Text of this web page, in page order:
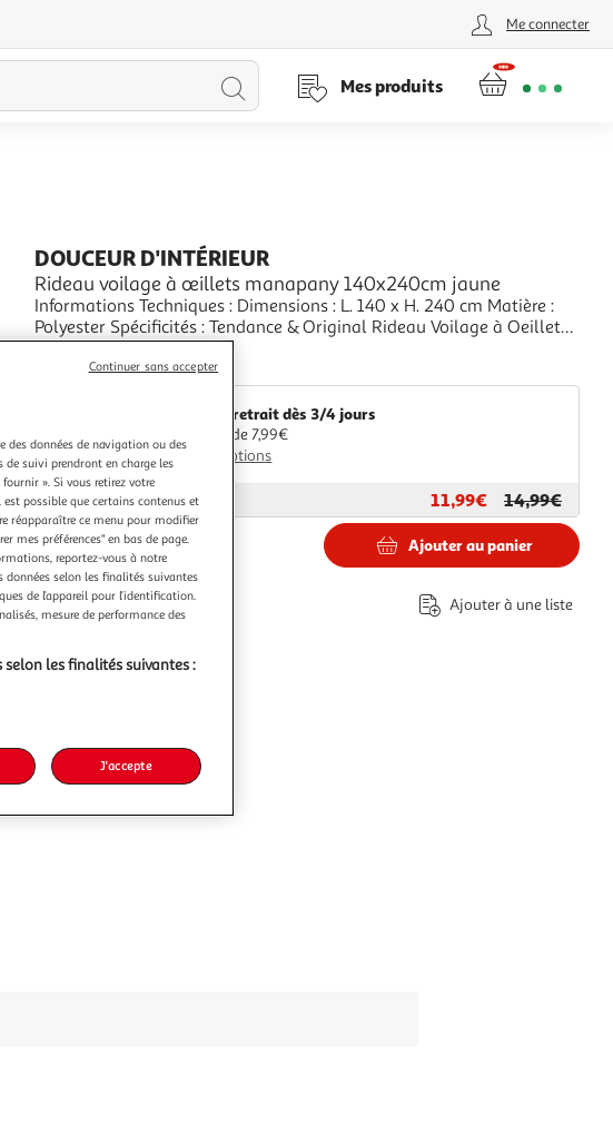
Me connecter
Lancer
Mes produits
DOUCEUR D'INTÉRIEUR
Rideau voilage à œillets manapany 140x240cm jaune
Informations Techniques : Dimensions : L. 140 x H. 240 cm Matière :
Polyester Spécificités : Tendance & Original Rideau Voilage à Oeillets
Forme Rectangulaire A Motifs Couleur : Jaune
Vendu parParis Prix
Livr. ou retrait dès 3/4 jours
A partir de 7,99€
Plus d'options
Vendu parParis Prix 11,99€
14,99€
-20 %
14,99€
11,99€
Ajouter au panier
Ajouter à une liste
des données de navigation ou des
de suivi prendront en charge les
». Si vous retirez votre
possible que certains contenus et
réapparaître ce menu pour modifier
mes préférences" en bas de page.
reportez-vous à notre
selon les finalités suivantes
de l’appareil pour l’identification.
mesure de performance des
les finalités suivantes :
J'accepte
Continuer sans accepter